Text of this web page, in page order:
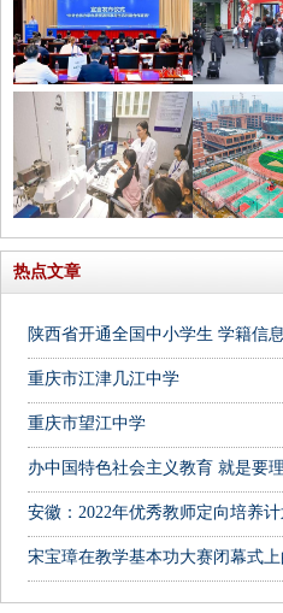
热点文章
陕西省开通全国中小学生 学籍信
重庆市江津几江中学
重庆市望江中学
办中国特色社会主义教育 就是要
安徽：2022年优秀教师定向培养计
宋宝璋在教学基本功大赛闭幕式